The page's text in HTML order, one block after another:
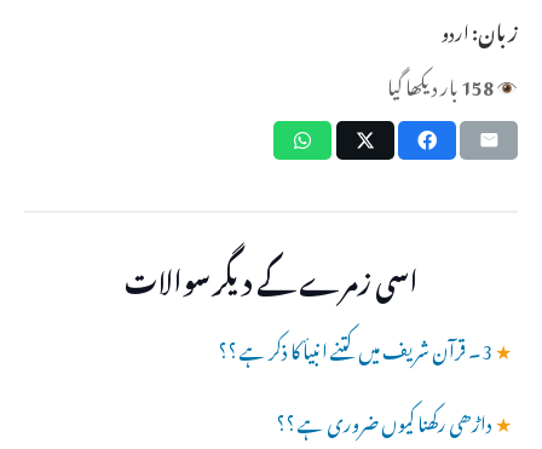
زبان:اردو
158بار دیکھا گیا
اسی زمرے کے دیگر سوالات
★3۔ قرآن شریف میں کتنے انبیأ کا ذکر ہے ؟؟
★داڑھی رکھنا کیوں ضروری ہے ؟؟